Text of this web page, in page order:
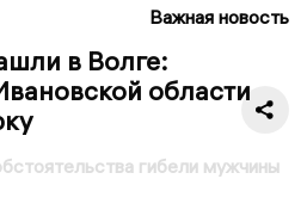
Важная новость
в Волге:
области
гибели мужчины